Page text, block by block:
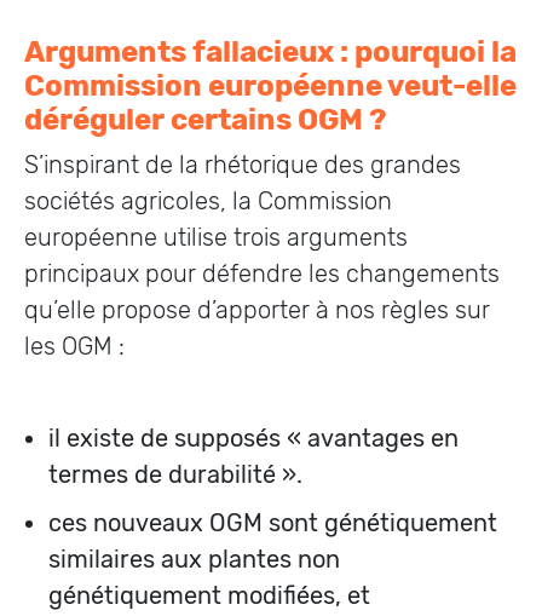
Arguments fallacieux : pourquoi la
Commission européenne veut-elle
déréguler certains OGM ?
S’inspirant de la rhétorique des grandes
sociétés agricoles, la Commission
européenne utilise trois arguments
principaux pour défendre les changements
qu’elle propose d’apporter à nos règles sur
les OGM :
il existe de supposés « avantages en
termes de durabilité ».
ces nouveaux OGM sont génétiquement
similaires aux plantes non
génétiquement modifiées, et